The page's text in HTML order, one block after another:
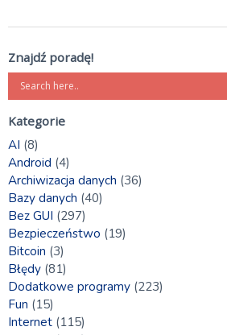
Znajdź poradę!
Kategorie
AI (8)
Android (4)
Archiwizacja danych (36)
Bazy danych (40)
Bez GUI (297)
Bezpieczeństwo (19)
Bitcoin (3)
Błędy (81)
Dodatkowe programy (223)
Fun (15)
Internet (115)